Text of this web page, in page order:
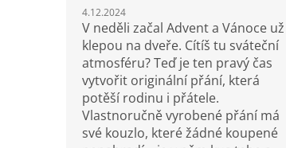
4.12.2024
V neděli začal Advent a Vánoce už
klepou na dveře. Cítíš tu sváteční
atmosféru? Teď je ten pravý čas
vytvořit originální přání, která
potěší rodinu i přátele.
Vlastnoručně vyrobené přání má
své kouzlo, které žádné koupené